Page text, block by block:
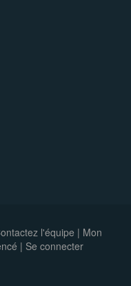
l'équipe | Mon
| Se connecter